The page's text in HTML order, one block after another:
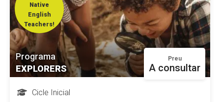
Native
English
Teachers!
Programa
EXPLORERS
Preu
A consultar
Cicle Inicial